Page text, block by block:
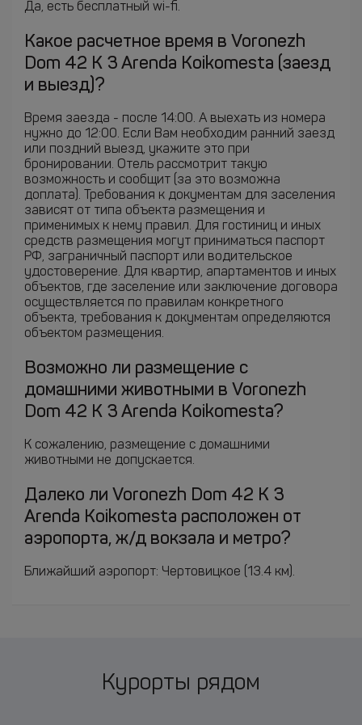
Да, есть бесплатный wi-fi.
Какое расчетное время в Voronezh
Dom 42 K 3 Arenda Koikomesta (заезд
и выезд)?
Время заезда - после 14:00. А выехать из номера
нужно до 12:00. Если Вам необходим ранний заезд
или поздний выезд, укажите это при
бронировании. Отель рассмотрит такую
возможность и сообщит (за это возможна
доплата). Требования к документам для заселения
зависят от типа объекта размещения и
применимых к нему правил. Для гостиниц и иных
средств размещения могут приниматься паспорт
РФ, заграничный паспорт или водительское
удостоверение. Для квартир, апартаментов и иных
объектов, где заселение или заключение договора
осуществляется по правилам конкретного
объекта, требования к документам определяются
объектом размещения.
Возможно ли размещение с
домашними животными в Voronezh
Dom 42 K 3 Arenda Koikomesta?
К сожалению, размещение с домашними
животными не допускается.
Далеко ли Voronezh Dom 42 K 3
Arenda Koikomesta расположен от
аэропорта, ж/д вокзала и метро?
Ближайший аэропорт: Чертовицкое (13.4 км).
Курорты рядом